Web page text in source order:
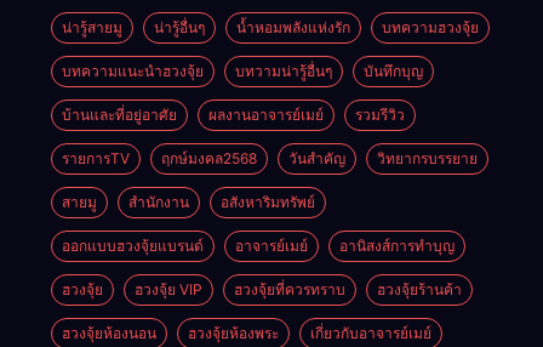
น่ารู้สายมู น่ารู้อื่นๆ น้ำหอมพลังแห่งรัก บทความฮวงจุ้ย
บทความแนะนำฮวงจุ้ย บทวามน่ารู้อื่นๆ บันทึกบุญ
บ้านและที่อยู่อาศัย ผลงานอาจารย์เมย์ รวมรีวิว
รายการTV ฤกษ์มงคล2568 วันสำคัญ วิทยากรบรรยาย
สายมู สำนักงาน อสังหาริมทรัพย์
ออกแบบฮวงจุ้ยแบรนด์ อาจารย์เมย์ อานิสงส์การทำบุญ
ฮวงจุ้ย ฮวงจุ้ย VIP ฮวงจุ้ยที่ควรทราบ ฮวงจุ้ยร้านค้า
ฮวงจุ้ยห้องนอน ฮวงจุ้ยห้องพระ เกี่ยวกับอาจารย์เมย์